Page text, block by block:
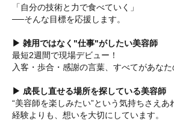
「自分の技術と力で食べていく」
──そんな目標を応援します。
▶︎ 雑用ではなく"仕事"がしたい美容師
最短2週間で現場デビュー！
入客・歩合・感謝の言葉、すべてがあなた
▶︎ 成長し直せる場所を探している美容師
“美容師を楽しみたい”という気持ちさえあ
経験よりも、想いを大切にしています。